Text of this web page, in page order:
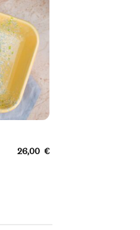
26,00€